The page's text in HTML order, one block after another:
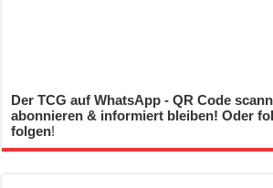
Der TCG auf WhatsApp - QR Code
abonnieren & informiert bleiben! Oder
folgen!